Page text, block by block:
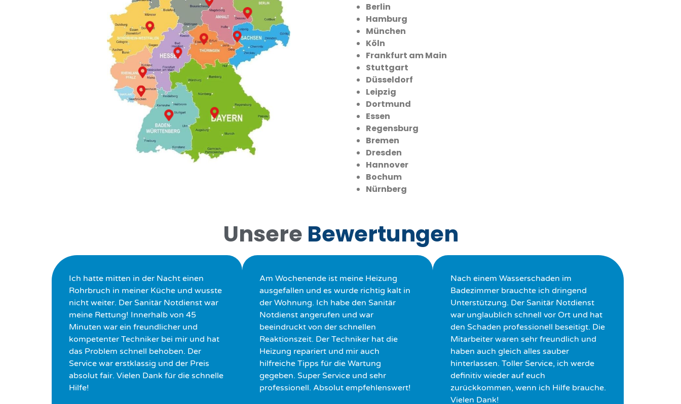
Berlin
Hamburg
München
Köln
Frankfurt am Main
Stuttgart
Düsseldorf
Leipzig
Dortmund
Essen
Regensburg
Bremen
Dresden
Hannover
Bochum
Nürnberg
Unsere Bewertungen
Ich hatte mitten in der Nacht einen
Rohrbruch in meiner Küche und wusste
nicht weiter. Der Sanitär Notdienst war
meine Rettung! Innerhalb von 45
Minuten war ein freundlicher und
kompetenter Techniker bei mir und hat
das Problem schnell behoben. Der
Service war erstklassig und der Preis
absolut fair. Vielen Dank für die schnelle
Hilfe!
Am Wochenende ist meine Heizung
ausgefallen und es wurde richtig kalt in
der Wohnung. Ich habe den Sanitär
Notdienst angerufen und war
beeindruckt von der schnellen
Reaktionszeit. Der Techniker hat die
Heizung repariert und mir auch
hilfreiche Tipps für die Wartung
gegeben. Super Service und sehr
professionell. Absolut empfehlenswert!
Nach einem Wasserschaden im
Badezimmer brauchte ich dringend
Unterstützung. Der Sanitär Notdienst
war unglaublich schnell vor Ort und hat
den Schaden professionell beseitigt. Die
Mitarbeiter waren sehr freundlich und
haben auch gleich alles sauber
hinterlassen. Toller Service, ich werde
definitiv wieder auf euch
zurückkommen, wenn ich Hilfe brauche.
Vielen Dank!